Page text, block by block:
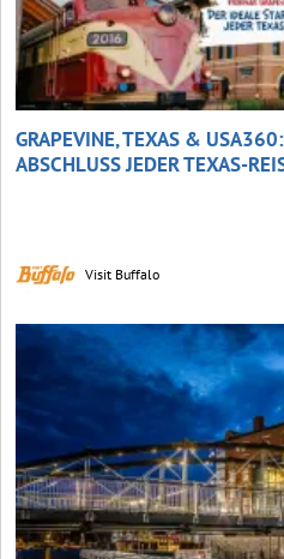
GRAPEVINE, TEXAS &
ABSCHLUSS JEDER TEXAS-
Visit Buffalo